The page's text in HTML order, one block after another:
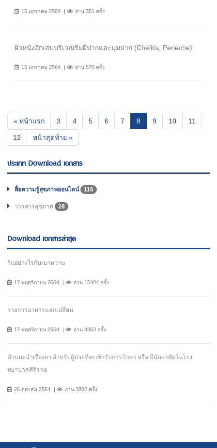
15 มกราคม 2564 อ่าน 351 ครั้ง
ผิวหนังอักเสบบริเวณริมฝีปากและมุมปาก (Chelitis, Perleche)
15 มกราคม 2564 อ่าน 570 ครั้ง
« หน้าแรก 3 4 5 6 7 8 (current)
9 10 11
12 หน้าสุดท้าย »
ประเภท Download เอกสาร
สื่อความรู้สุขภาพออนไลน์ 116
วารสารสุขภาพ 28
Download เอกสารล่าสุด
กินอย่างไรกับเบาหวาน
17 พฤศจิกายน 2564 อ่าน 15404 ครั้ง
รายการอาหารแลกเปลี่ยน
17 พฤศจิกายน 2564 อ่าน 4863 ครั้ง
คำแนะนำเรื่องยา สำหรับผู้ป่วยที่จะเข้ารับการรักษา หรือ มีนัดผ่าตัดในโรง
พยาบาลศิริราช
26 ตุลาคม 2564 อ่าน 3800 ครั้ง